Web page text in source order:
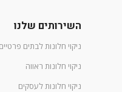
השירותים שלנו
ניקוי חלונות לבתים
ניקוי חלונות ראווה
ניקוי חלונות לעסקים